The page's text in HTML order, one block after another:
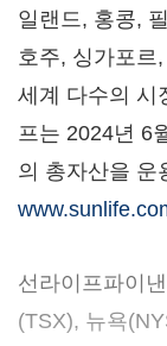
일랜드, 홍콩,
호주, 싱가포르
세계 다수의 시
프는 2024년 6
의 총자산을 운
선라이프파이
(TSX), 뉴욕